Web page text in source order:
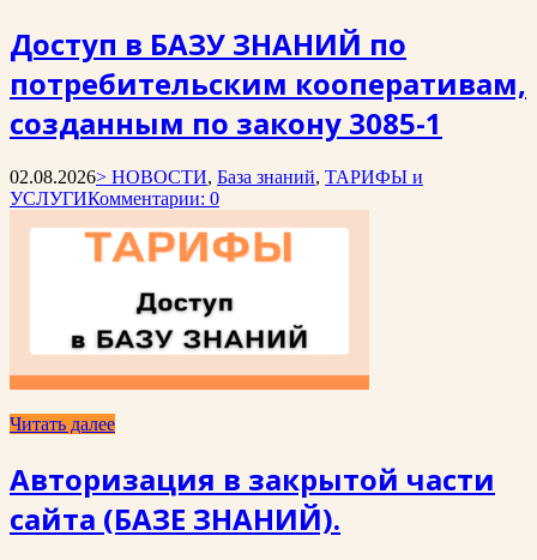
Доступ в БАЗУ ЗНАНИЙ по
потребительским кооперативам,
созданным по закону 3085-1
02.08.2026> НОВОСТИ, База знаний, ТАРИФЫ и
УСЛУГИКомментарии: 0
Читать далее
Авторизация в закрытой части
сайта (БАЗЕ ЗНАНИЙ).